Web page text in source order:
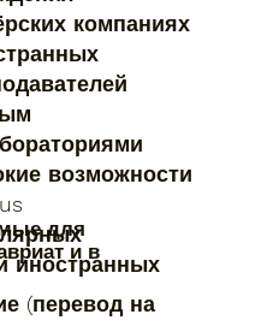
компаниях
возможности
иностранных
для
и в
(перевод на